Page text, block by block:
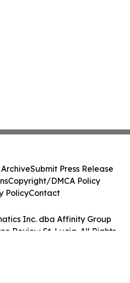
Inc. dba Affinity Group
Review St. Lucia. All Rights
Submit Press Release
Copyright/DMCA Policy
PolicyContact